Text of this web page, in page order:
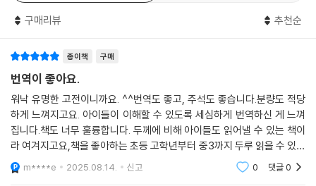
을 깊이 음미할 수 있을 것이다. 또한 형사 자베르의 초상을 그린 귀스타브
가들의 펜화가 어우러져 원작의 정취를 더욱 잘 느낄 수 있다.
불쌍한 사람들, 가련한 사람들을 노래하다
위대한 작가가 쓴 가장 낮고 위대한 사람들의 이야기
이 책의 배경이 된 19세기 초반, 프랑스 사회는 그 어느 때보다 가난한 사
람들로 넘쳤습니다. 한 사학자의 연구에 따르면, 1815년과 1848년 사이
구매리뷰 추천순
종이책 구매
번역이 좋아요.
워낙 유명한 고전이니까요. ^^번역도 좋고, 주석도 좋습니다.분량도 적당
하게 느껴지고요. 아이들이 이해할 수 있도록 세심하게 번역하신 게 느껴
집니다.책도 너무 훌륭합니다. 두께에 비해 아이들도 읽어낼 수 있는 책이
라 여겨지고요,책을 좋아하는 초등 고학년부터 중3까지 두루 읽을 수 있겠
습니다. 물론 어른에게도 좋았습니다.책에서 여러가지 주제를 논제로 정해
생각해 볼 수 있
m****e 2025.08.14. 신고 0 댓글0